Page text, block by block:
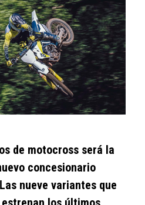
de motocross será la
concesionario
nueve variantes que